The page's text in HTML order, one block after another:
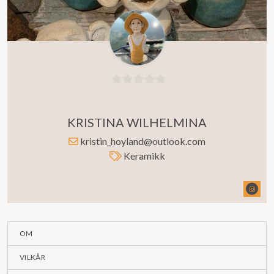
av
5
KRISTINA WILHELMINA
kristin_hoyland@outlook.com
Keramikk
OM
VILKÅR